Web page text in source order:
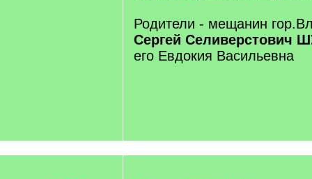
Родители - мещанин
Сергей Селиверстович
его Евдокия Васильевна